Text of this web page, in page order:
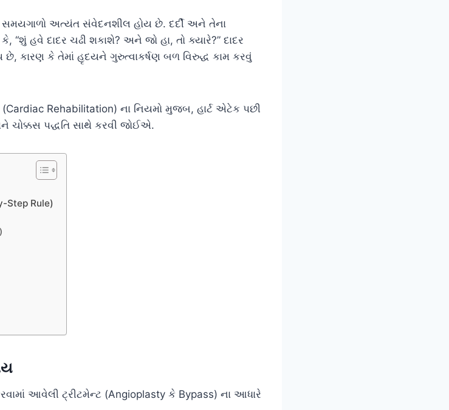
સમયગાળો અત્યંત સંવેદનશીલ હોય છે. દર્દી અને તેના
કે, “શું હવે દાદર ચઢી શકાશે? અને જો હા, તો ક્યારે?” દાદર
છે, કારણ કે તેમાં હૃદયને ગુરુત્વાકર્ષણ બળ વિરુદ્ધ કામ કરવું
(Cardiac Rehabilitation) ના નિયમો મુજબ, હાર્ટ એટેક પછી
પદ્ધતિ સાથે કરવી જોઈએ.
Step Rule)
આવેલી ટ્રીટમેન્ટ (Angioplasty કે Bypass) ના આધારે